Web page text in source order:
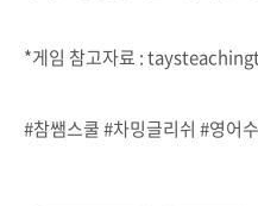
*게임 참고자료 :
#참쌤스쿨 #차밍글리쉬 #영어